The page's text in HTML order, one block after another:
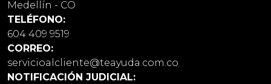
Medellín - CO
TELÉFONO:
604 409 9519
CORREO:
servicioalcliente@teayuda.com.co
NOTIFICACIÓN JUDICIAL: